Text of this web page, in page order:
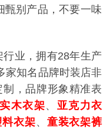
甄别产品，不要一味
业，拥有28年生产
家知名品牌时装店非
，品牌形象精准表
实木衣架、 亚克力衣
料衣架、 童装衣架裤